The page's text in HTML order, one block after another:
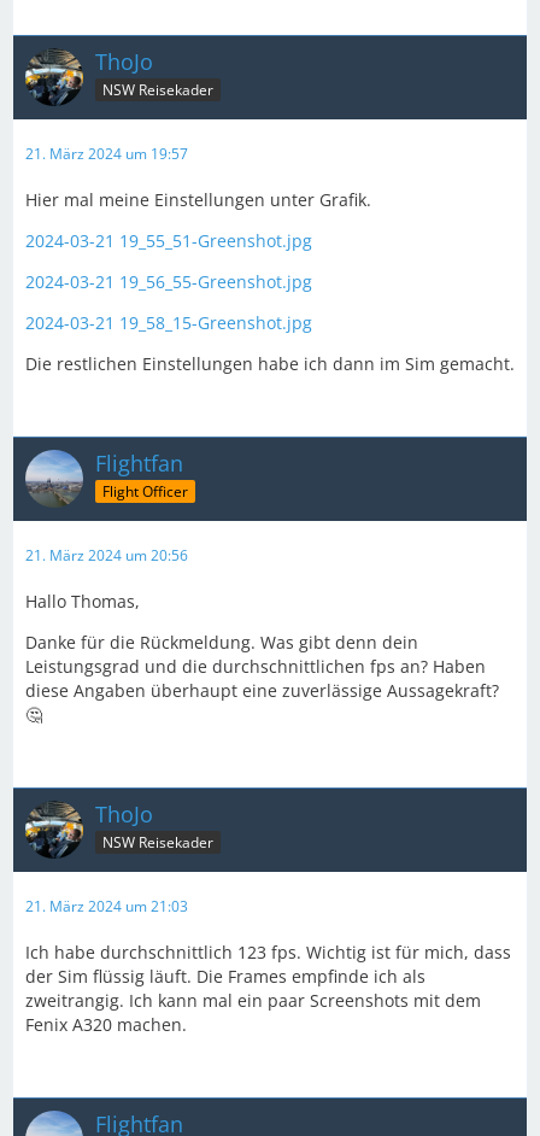
ThoJo
NSW Reisekader
21. März 2024 um 19:57
Hier mal meine Einstellungen unter Grafik.
2024-03-21 19_55_51-Greenshot.jpg
2024-03-21 19_56_55-Greenshot.jpg
2024-03-21 19_58_15-Greenshot.jpg
Die restlichen Einstellungen habe ich dann im Sim gemacht.
Flightfan
Flight Officer
21. März 2024 um 20:56
Hallo Thomas,
Danke für die Rückmeldung. Was gibt denn dein
Leistungsgrad und die durchschnittlichen fps an? Haben
diese Angaben überhaupt eine zuverlässige Aussagekraft?
🤔
ThoJo
NSW Reisekader
21. März 2024 um 21:03
Ich habe durchschnittlich 123 fps. Wichtig ist für mich, dass
der Sim flüssig läuft. Die Frames empfinde ich als
zweitrangig. Ich kann mal ein paar Screenshots mit dem
Fenix A320 machen.
Flightfan